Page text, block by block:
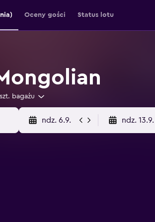
Oceny gości Status lotu
bagażu
ndz. 6.9. ndz. 13.9.